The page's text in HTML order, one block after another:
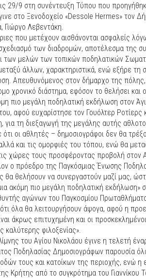
29/9 στη συνέντευξη Τύπου που
στο Ξενοδοχείο «Dessole Hermes» τον
Γιώργο Λεβεντάκη.
που μετέχουν αισθάνονται ασφαλείς
των διαδρομών, αποτέλεσμα της
μελών των τοπικών ποδηλατικών
άλλων, χαρακτηριστικά, ενώ εξήρε τη
Απευθυνόμενος στον δήμαρχο της
χρονικό διάστημα, εφόσον το θελήσει και
πιο μεγάλη ποδηλατική εκδήλωση στον
αφού ευχαρίστησε τον Γουόλτερ Ροτίερς
για τη διεξαγωγή της μεγάλης αυτής
ότι οι αθλητές – δημοσιογράφοι δεν θα
και τις ομορφιές του τόπου, ενώ θα
χώρες τους προσφέροντας προβολή στον
ο πρόεδρο της Παγκόσμιας Ένωσης
θα θελήσουν να συνεργαστούν μαζί μας,
ακόμη πιο μεγάλη ποδηλατική εκδήλωση»
αγώνων του Παγκοσμίου
όλα θα λειτουργήσουν άψογα, αφού η
άκρως επιτυχημένη και οι
φιλοξενίας».
του Αγίου Νικολάου έγινε η τελετή
Ποδηλασίας Δημοσιογράφων παρουσία
τους και κατοίκων της περιοχής, ενώ η
Κρήτης από το συγκρότημα του Γιαννίκου